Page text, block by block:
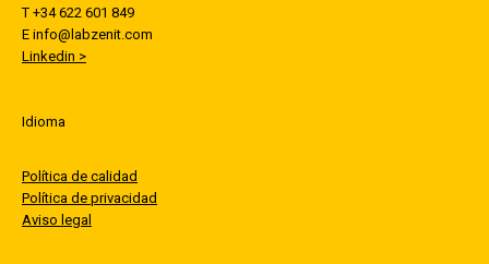
T +34 622 601 849
E info@labzenit.com
Linkedin >
Idioma
Política de calidad
Política de privacidad
Aviso legal